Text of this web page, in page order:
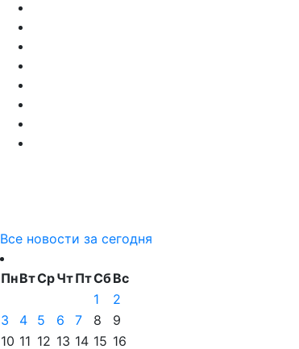
Все новости за сегодня
ПнВтСрЧтПтСбВс
1
2
3
4 5 6 7 8
9
10 11 12 13 14 15 16